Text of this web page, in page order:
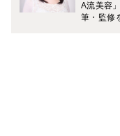
A流美容
筆・監修